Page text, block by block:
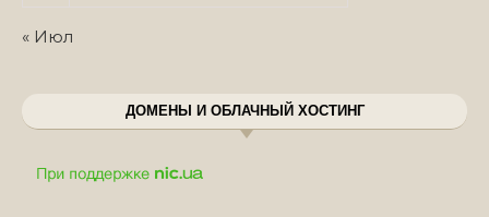
« Июл
ДОМЕНЫ И ОБЛАЧНЫЙ ХОСТИНГ